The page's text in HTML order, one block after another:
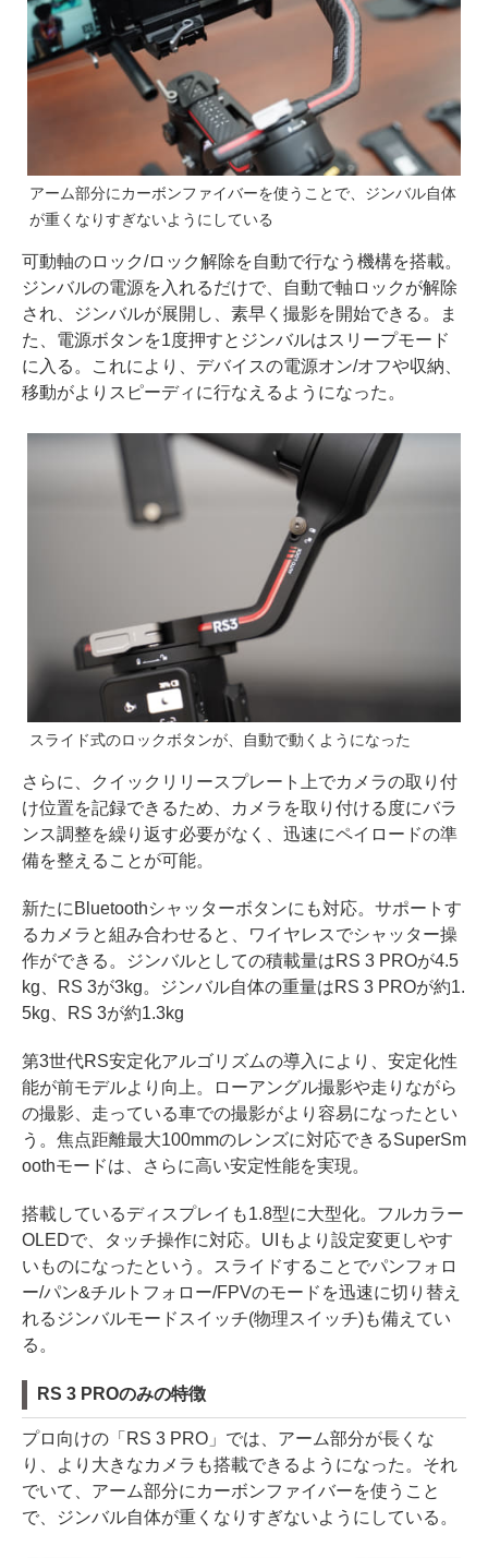
アーム部分にカーボンファイバーを使うことで、ジンバル自体
が重くなりすぎないようにしている
可動軸のロック/ロック解除を自動で行なう機構を搭載。
ジンバルの電源を入れるだけで、自動で軸ロックが解除
され、ジンバルが展開し、素早く撮影を開始できる。ま
た、電源ボタンを1度押すとジンバルはスリープモード
に入る。これにより、デバイスの電源オン/オフや収納、
移動がよりスピーディに行なえるようになった。
スライド式のロックボタンが、自動で動くようになった
さらに、クイックリリースプレート上でカメラの取り付
け位置を記録できるため、カメラを取り付ける度にバラ
ンス調整を繰り返す必要がなく、迅速にペイロードの準
備を整えることが可能。
新たにBluetoothシャッターボタンにも対応。サポートす
るカメラと組み合わせると、ワイヤレスでシャッター操
作ができる。ジンバルとしての積載量はRS 3 PROが4.5
kg、RS 3が3kg。ジンバル自体の重量はRS 3 PROが約1.
5kg、RS 3が約1.3kg
第3世代RS安定化アルゴリズムの導入により、安定化性
能が前モデルより向上。ローアングル撮影や走りながら
の撮影、走っている車での撮影がより容易になったとい
う。焦点距離最大100mmのレンズに対応できるSuperSm
oothモードは、さらに高い安定性能を実現。
搭載しているディスプレイも1.8型に大型化。フルカラー
OLEDで、タッチ操作に対応。UIもより設定変更しやす
いものになったという。スライドすることでパンフォロ
ー/パン&チルトフォロー/FPVのモードを迅速に切り替え
れるジンバルモードスイッチ(物理スイッチ)も備えてい
る。
RS 3 PROのみの特徴
プロ向けの「RS 3 PRO」では、アーム部分が長くな
り、より大きなカメラも搭載できるようになった。それ
でいて、アーム部分にカーボンファイバーを使うこと
で、ジンバル自体が重くなりすぎないようにしている。